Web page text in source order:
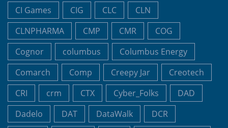
CI Games
CIG CLC
CLN
CLNPHARMA
CMP CMR
COG
Cognor
columbus
Columbus Energy
Comarch
Comp Creepy Jar
Creotech
CRI
crm CTX Cyber_Folks
DAD
Dadelo
DAT DataWalk
DCR